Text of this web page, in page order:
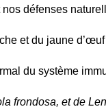
nos défenses
et du jaune
du système
frondosa, et de